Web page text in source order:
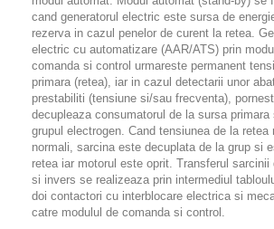
cand generatorul electric este sursa de
rezerva in cazul penelor de curent la retea.
electric cu automatizare (AAR/ATS) prin
comanda si control urmareste permanent
primara (retea), iar in cazul detectarii unor
prestabiliti (tensiune si/sau frecventa),
decupleaza consumatorul de la sursa
grupul electrogen. Cand tensiunea de la retea
normali, sarcina este decuplata de la grup si
retea iar motorul este oprit. Transferul sarcinii
si invers se realizeaza prin intermediul
doi contactori cu interblocare electrica si
catre modulul de comanda si control.